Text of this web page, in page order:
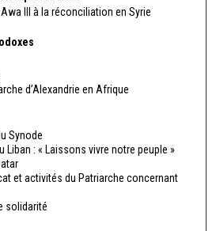
III à la réconciliation en Syrie
d’Alexandrie en Afrique
Synode
Liban : « Laissons vivre notre peuple »
et activités du Patriarche concernant
solidarité